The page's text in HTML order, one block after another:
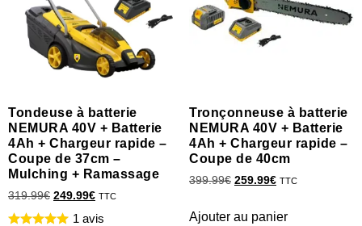
Tondeuse à batterie
NEMURA 40V + Batterie
4Ah + Chargeur rapide –
Coupe de 37cm –
Mulching + Ramassage
319.99€ 249.99€ TTC
1 avis
Tronçonneuse à batterie
NEMURA 40V + Batterie
4Ah + Chargeur rapide –
Coupe de 40cm
399.99€ 259.99€ TTC
Ajouter au panier